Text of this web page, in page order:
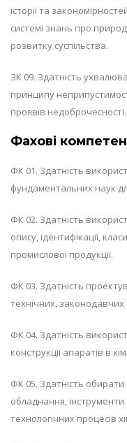
історії та
системі знань про
розвитку суспільства.
ЗК 09. Здатність
принципу
проявів недоброчесності.
Фахові
ФК 01. Здатність
фундаментальних наук
ФК 02. Здатність
опису, ідентифікації,
промислової продукції.
ФК 03. Здатність
технічних,
ФК 04. Здатність
конструкції апаратів в
ФК 05. Здатність обирати
обладнання,
технологічних процесів